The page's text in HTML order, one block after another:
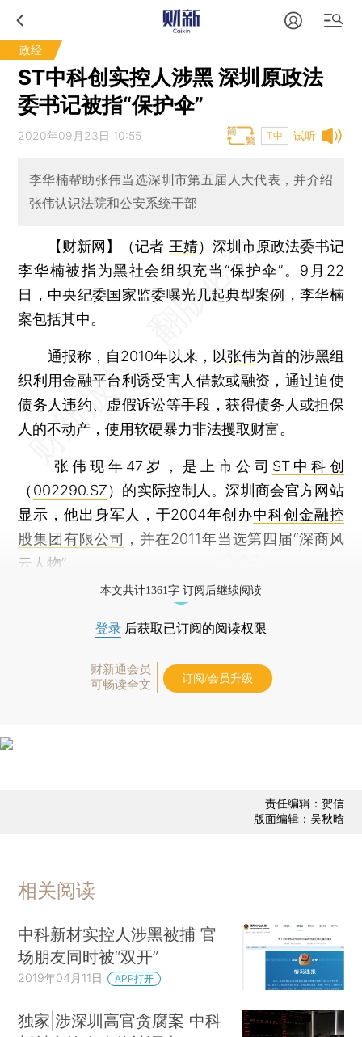
政经
ST中科创实控人涉黑 深圳原政法
委书记被指“保护伞”
试听
2020年09月23日 10:55 T中
李华楠帮助张伟当选深圳市第五届人大代表，并介绍
张伟认识法院和公安系统干部
【财新网】（记者 王婧） 深圳市原政法委书记
李华楠被指为黑社会组织充当“保护伞”。9月22
日，中央纪委国家监委曝光几起典型案例，李华楠
案包括其中。
通报称，自2010年以来，以张伟为首的涉黑组
织利用金融平台利诱受害人借款或融资，通过迫使
债务人违约、虚假诉讼等手段，获得债务人或担保
人的不动产，使用软硬暴力非法攫取财富。
张伟现年47岁，是上市公司 ST中科创
（ 002290.SZ）的实际控制人。深圳商会官方网站
显示，他出身军人，于2004年创办中科创金融控
股集团有限公司 ，并在2011年当选第四届“深商风
云人物”。
本文共计1361字 订阅后继续阅读
登录 后获取已订阅的阅读权限
财新通会员
可畅读全文
订阅/会员升级
责任编辑：贺信
版面编辑：吴秋晗
相关阅读
中科新材实控人涉黑被捕 官
场朋友同时被“双开”
2019年04月11日 APP打开
独家|涉深圳高官贪腐案 中科